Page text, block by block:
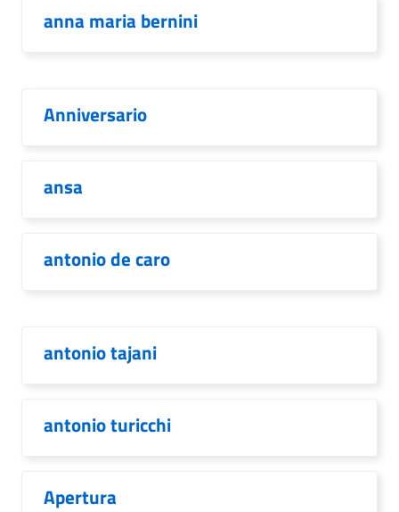
anna maria bernini
Anniversario
ansa
antonio de caro
antonio tajani
antonio turicchi
Apertura